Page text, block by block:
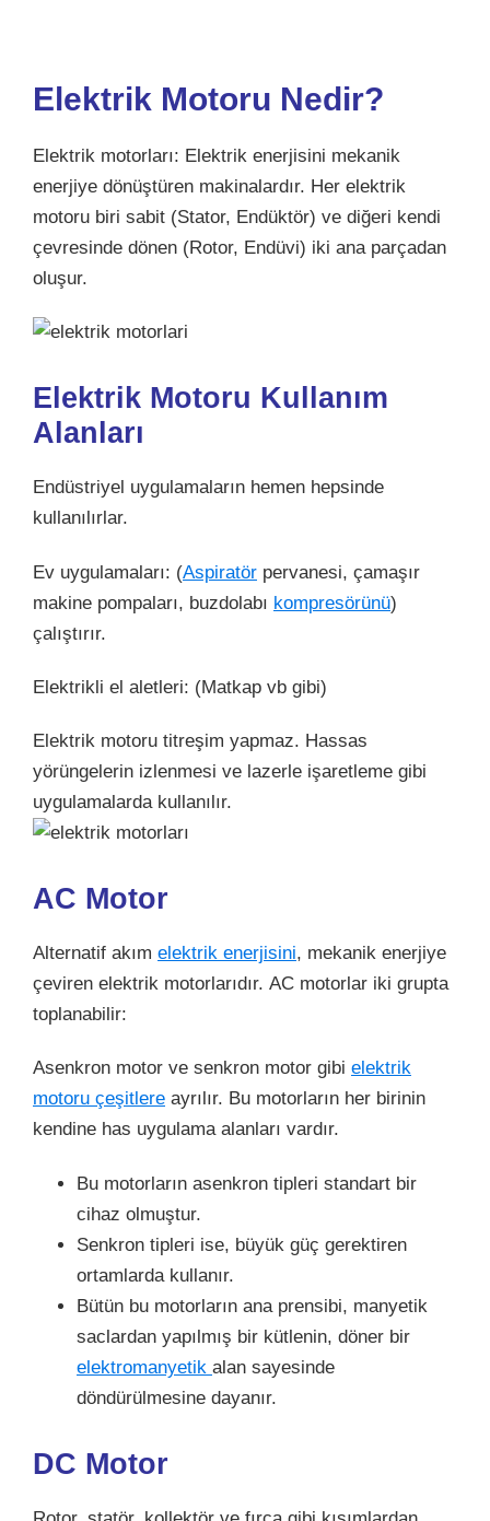
Elektrik Motoru Nedir?
Elektrik motorları: Elektrik enerjisini mekanik
enerjiye dönüştüren makinalardır. Her elektrik
motoru biri sabit (Stator, Endüktör) ve diğeri kendi
çevresinde dönen (Rotor, Endüvi) iki ana parçadan
oluşur.
Elektrik Motoru Kullanım
Alanları
Endüstriyel uygulamaların hemen hepsinde
kullanılırlar.
Ev uygulamaları: (Aspiratör pervanesi, çamaşır
makine pompaları, buzdolabı kompresörünü)
çalıştırır.
Elektrikli el aletleri: (Matkap vb gibi)
Elektrik motoru titreşim yapmaz. Hassas
yörüngelerin izlenmesi ve lazerle işaretleme gibi
uygulamalarda kullanılır.
AC Motor
Alternatif akım elektrik enerjisini, mekanik enerjiye
çeviren elektrik motorlarıdır. AC motorlar iki grupta
toplanabilir:
Asenkron motor ve senkron motor gibi elektrik
motoru çeşitlere ayrılır. Bu motorların her birinin
kendine has uygulama alanları vardır.
Bu motorların asenkron tipleri standart bir
cihaz olmuştur.
Senkron tipleri ise, büyük güç gerektiren
ortamlarda kullanır.
Bütün bu motorların ana prensibi, manyetik
saclardan yapılmış bir kütlenin, döner bir
elektromanyetik alan sayesinde
döndürülmesine dayanır.
DC Motor